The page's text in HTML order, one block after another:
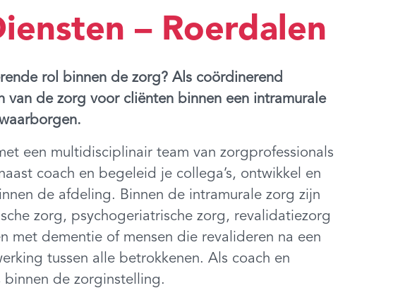
– Roerdalen
rol binnen de zorg? Als coördinerend
de zorg voor cliënten binnen een intramurale
een multidisciplinair team van zorgprofessionals
coach en begeleid je collega’s, ontwikkel en
de afdeling. Binnen de intramurale zorg zijn
zorg, psychogeriatrische zorg, revalidatiezorg
dementie of mensen die revalideren na een
tussen alle betrokkenen. Als coach en
binnen de zorginstelling.